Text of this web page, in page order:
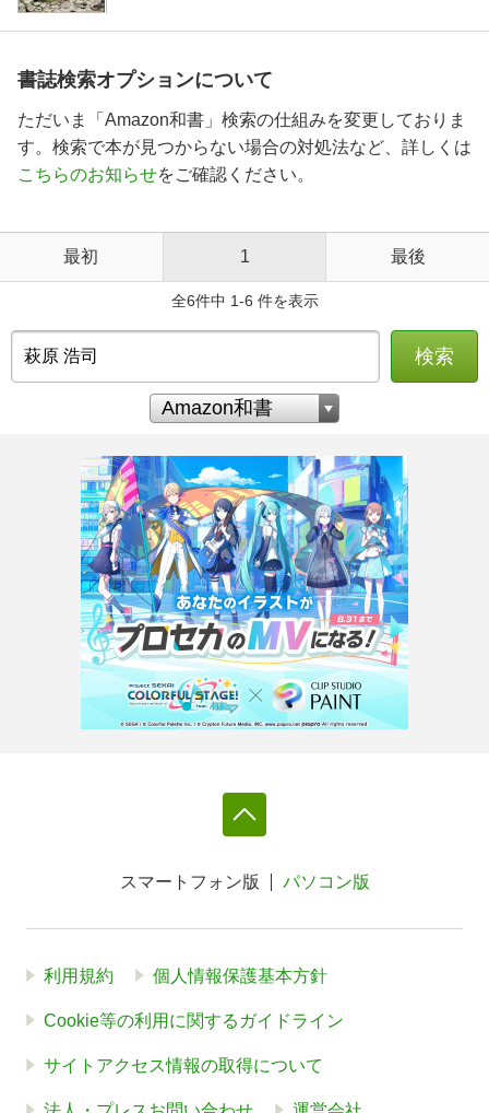
書誌検索オプションについて
ただいま「Amazon和書」検索の仕組みを変更しておりま
す。検索で本が見つからない場合の対処法など、詳しくは
こちらのお知らせをご確認ください。
最初 1 最後
全6件中 1-6 件を表示
検索
スマートフォン版 パソコン版
利用規約 個人情報保護基本方針
Cookie等の利用に関するガイドライン
サイトアクセス情報の取得について